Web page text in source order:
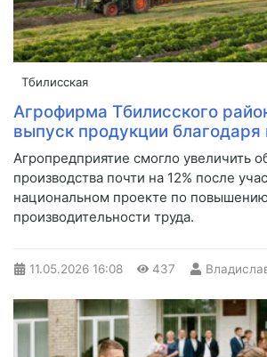
Тбилисская
Агрофирма Тбилисского
выпуск продукции благодаря
Агропредприятие смогло увеличить
производства почти на 12% после
национальном проекте по
производительности труда.
11.05.2026 16:08 437